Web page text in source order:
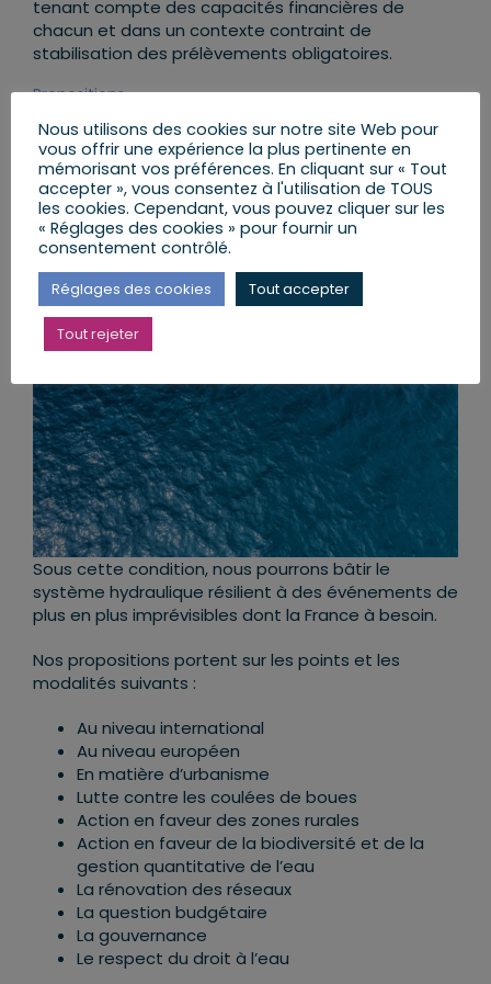
tenant compte des capacités financières de
chacun et dans un contexte contraint de
stabilisation des prélèvements obligatoires.
Propositions
Les défis à relever sont lourds. Ils impliquent, pour
les relever, de dégager une vision de long terme
partagée et que les ressources financières devant
aller aux investissements hydrologiques soient
sanctuarisées dans la mesure où la conjoncture
budgétaire ne doit pas remettre en cause les plans
d’investissements. Pour autant, l’interrogation sur le
meilleur usage des fonds publics doit être
permanente.
Sous cette condition, nous pourrons bâtir le
système hydraulique résilient à des événements de
plus en plus imprévisibles dont la France à besoin.
Nos propositions portent sur les points et les
modalités suivants :
Au niveau international
Au niveau européen
En matière d’urbanisme
Lutte contre les coulées de boues
Action en faveur des zones rurales
Action en faveur de la biodiversité et de la
gestion quantitative de l’eau
La rénovation des réseaux
La question budgétaire
La gouvernance
Le respect du droit à l’eau
Nous utilisons des cookies sur notre site Web pour
vous offrir une expérience la plus pertinente en
mémorisant vos préférences. En cliquant sur « Tout
accepter », vous consentez à l'utilisation de TOUS
les cookies. Cependant, vous pouvez cliquer sur les
« Réglages des cookies » pour fournir un
consentement contrôlé.
Réglages des cookies Tout accepter
Tout rejeter